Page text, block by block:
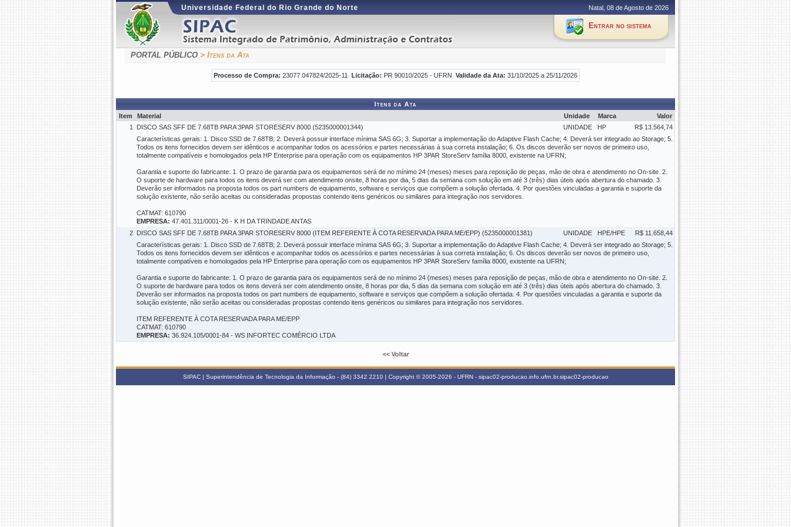
Universidade Federal do Rio Grande do Norte Natal, 08 de Agosto de 2026
Entrar no sistema
PORTAL PÚBLICO > Itens da Ata
Processo de Compra: 23077.047824/2025-11 Licitação: PR 90010/2025 - UFRN Validade da Ata: 31/10/2025 a 25/11/2026
Itens da Ata
Item
Material Unidade Marca
Valor
1
DISCO SAS SFF DE 7.68TB PARA 3PAR STORESERV 8000 (5235000001344) UNIDADE HP
R$ 13.564,74
Características gerais: 1. Disco SSD de 7.68TB; 2. Deverá possuir interface mínima SAS 6G; 3. Suportar a implementação do Adaptive Flash Cache; 4. Deverá ser integrado ao Storage; 5.
Todos os itens fornecidos devem ser idênticos e acompanhar todos os acessórios e partes necessárias à sua correta instalação; 6. Os discos deverão ser novos de primeiro uso,
totalmente compatíveis e homologados pela HP Enterprise para operação com os equipamentos HP 3PAR StoreServ família 8000, existente na UFRN;
Garantia e suporte do fabricante: 1. O prazo de garantia para os equipamentos será de no mínimo 24 (meses) meses para reposição de peças, mão de obra e atendimento no On-site. 2.
O suporte de hardware para todos os itens deverá ser com atendimento onsite, 8 horas por dia, 5 dias da semana com solução em até 3 (três) dias úteis após abertura do chamado. 3.
Deverão ser informados na proposta todos os part numbers de equipamento, software e serviços que compõem a solução ofertada. 4. Por questões vinculadas a garantia e suporte da
solução existente, não serão aceitas ou consideradas propostas contendo itens genéricos ou similares para integração nos servidores.
CATMAT: 610790
EMPRESA: 47.401.311/0001-26 - K H DA TRINDADE ANTAS
2 DISCO SAS SFF DE 7.68TB PARA 3PAR STORESERV 8000 (ITEM REFERENTE À COTA RESERVADA PARA ME/EPP) (5235000001381) UNIDADE HPE/HPE
R$ 11.658,44
Características gerais: 1. Disco SSD de 7.68TB; 2. Deverá possuir interface mínima SAS 6G; 3. Suportar a implementação do Adaptive Flash Cache; 4. Deverá ser integrado ao Storage; 5.
Todos os itens fornecidos devem ser idênticos e acompanhar todos os acessórios e partes necessárias à sua correta instalação; 6. Os discos deverão ser novos de primeiro uso,
totalmente compatíveis e homologados pela HP Enterprise para operação com os equipamentos HP 3PAR StoreServ família 8000, existente na UFRN;
Garantia e suporte do fabricante: 1. O prazo de garantia para os equipamentos será de no mínimo 24 (meses) meses para reposição de peças, mão de obra e atendimento no On-site. 2.
O suporte de hardware para todos os itens deverá ser com atendimento onsite, 8 horas por dia, 5 dias da semana com solução em até 3 (três) dias úteis após abertura do chamado. 3.
Deverão ser informados na proposta todos os part numbers de equipamento, software e serviços que compõem a solução ofertada. 4. Por questões vinculadas a garantia e suporte da
solução existente, não serão aceitas ou consideradas propostas contendo itens genéricos ou similares para integração nos servidores.
ITEM REFERENTE À COTA RESERVADA PARA ME/EPP
CATMAT: 610790
EMPRESA: 36.924.105/0001-84 - WS INFORTEC COMÉRCIO LTDA
<< Voltar
SIPAC | Superintendência de Tecnologia da Informação - (84) 3342 2210 | Copyright © 2005-2026 - UFRN - sipac02-producao.info.ufrn.br.sipac02-producao